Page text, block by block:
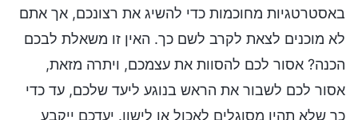
באסטרטגיות מחוכמות כדי להשיג את רצונכם, אך אתם
לא מוכנים לצאת לקרב לשם כך. האין זו משאלת לבכם
הכנה? אסור לכם להסוות את עצמכם, ויתרה מזאת,
אסור לכם לשבור את הראש בנוגע ליעד שלכם, עד כדי
כך שלא תהיו מסוגלים לאכול או לישון. יעדכם ייקבע